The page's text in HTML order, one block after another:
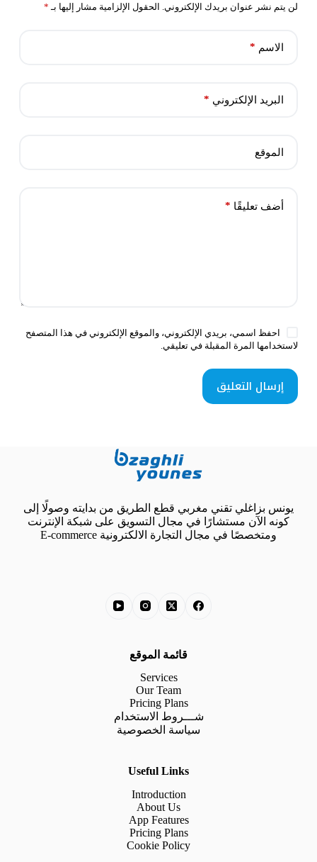
لن يتم نشر عنوان بريدك الإلكتروني. الحقول الإلزامية مشار إليها بـ *
الاسم *
البريد الإلكتروني *
الموقع
أضف تعليقًا *
احفظ اسمي، بريدي الإلكتروني، والموقع الإلكتروني في هذا المتصفح
لاستخدامها المرة المقبلة في تعليقي.
إرسال التعليق
يونس بزاغلي تقني مغربي قطع الطريق من بدايته وصولًا إلى
كونه الآن مستشارًا في مجال التسويق على شبكة الإنترنت
ومتخصصًا في مجال التجارة الالكترونية E-commerce
قائمة الموقع
Services
Our Team
Pricing Plans
شـــروط الاستخدام
سياسة الخصوصية
Useful Links
Introduction
About Us
App Features
Pricing Plans
Cookie Policy